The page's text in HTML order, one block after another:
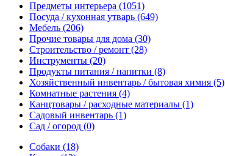
Предметы интерьера (1051)
Посуда / кухонная утварь (649)
Мебель (206)
Прочие товары для дома (30)
Строительство / ремонт (28)
Инструменты (20)
Продукты питания / напитки (8)
Хозяйственный инвентарь / бытовая химия (5)
Комнатные растения (4)
Канцтовары / расходные материалы (1)
Садовый инвентарь (1)
Сад / огород (0)
Собаки (18)